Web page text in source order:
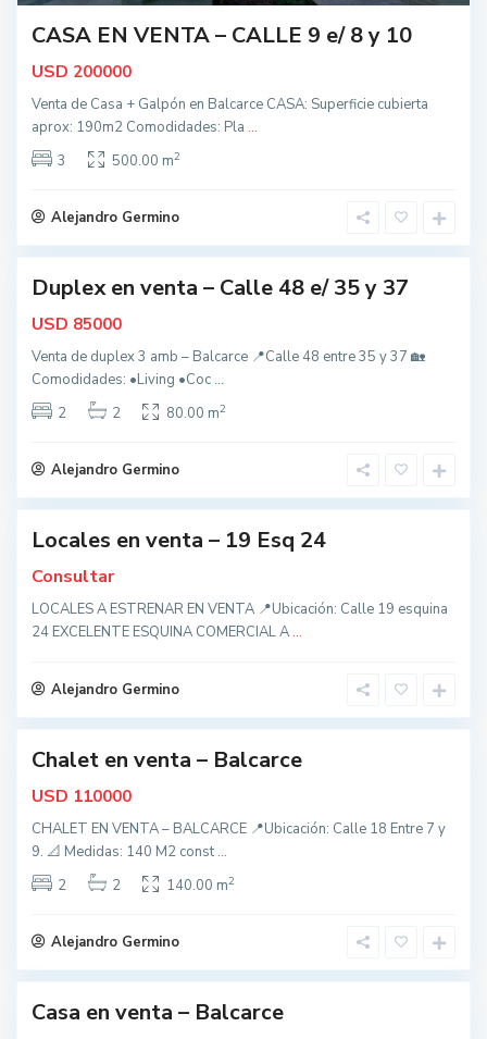
CASA EN VENTA – CALLE 9 e/ 8 y 10
USD 200000
Venta de Casa + Galpón en Balcarce CASA: Superficie cubierta
aprox: 190m2 Comodidades: Pla ...
3
500.00 m2
Alejandro Germino
t
d
s
,
B
a
l
r
c
e
Duplex en venta – Calle 48 e/ 35 y 37
USD 85000
Venta de duplex 3 amb – Balcarce 📍Calle 48 entre 35 y 37 🏡
Comodidades: •Living •Coc ...
2
2 80.00 m2
Alejandro Germino
t
d
s
,
B
a
l
r
c
e
Locales en venta – 19 Esq 24
Consultar
LOCALES A ESTRENAR EN VENTA 📍Ubicación: Calle 19 esquina
24 EXCELENTE ESQUINA COMERCIAL A ...
Alejandro Germino
t
o
d
s
B
a
l
r
c
e
Chalet en venta – Balcarce
USD 110000
CHALET EN VENTA – BALCARCE 📍Ubicación: Calle 18 Entre 7 y
9. 📐 Medidas: 140 M2 const ...
2
2 140.00 m2
Alejandro Germino
t
d
s
,
B
a
l
r
c
e
Casa en venta – Balcarce